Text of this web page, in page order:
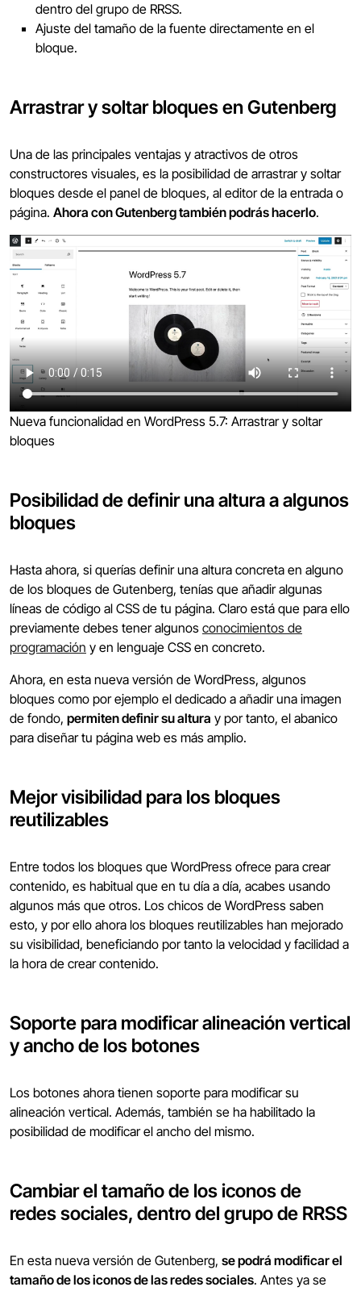
dentro del grupo de RRSS.
Ajuste del tamaño de la fuente directamente en el
bloque.
Arrastrar y soltar bloques en Gutenberg
Una de las principales ventajas y atractivos de otros
constructores visuales, es la posibilidad de arrastrar y soltar
bloques desde el panel de bloques, al editor de la entrada o
página. Ahora con Gutenberg también podrás hacerlo.
Nueva funcionalidad en WordPress 5.7: Arrastrar y soltar
bloques
Posibilidad de definir una altura a algunos
bloques
Hasta ahora, si querías definir una altura concreta en alguno
de los bloques de Gutenberg, tenías que añadir algunas
líneas de código al CSS de tu página. Claro está que para ello
previamente debes tener algunos conocimientos de
programación y en lenguaje CSS en concreto.
Ahora, en esta nueva versión de WordPress, algunos
bloques como por ejemplo el dedicado a añadir una imagen
de fondo, permiten definir su altura y por tanto, el abanico
para diseñar tu página web es más amplio.
Mejor visibilidad para los bloques
reutilizables
Entre todos los bloques que WordPress ofrece para crear
contenido, es habitual que en tu día a día, acabes usando
algunos más que otros. Los chicos de WordPress saben
esto, y por ello ahora los bloques reutilizables han mejorado
su visibilidad, beneficiando por tanto la velocidad y facilidad a
la hora de crear contenido.
Soporte para modificar alineación vertical
y ancho de los botones
Los botones ahora tienen soporte para modificar su
alineación vertical. Además, también se ha habilitado la
posibilidad de modificar el ancho del mismo.
Cambiar el tamaño de los iconos de
redes sociales, dentro del grupo de RRSS
En esta nueva versión de Gutenberg, se podrá modificar el
tamaño de los iconos de las redes sociales. Antes ya se